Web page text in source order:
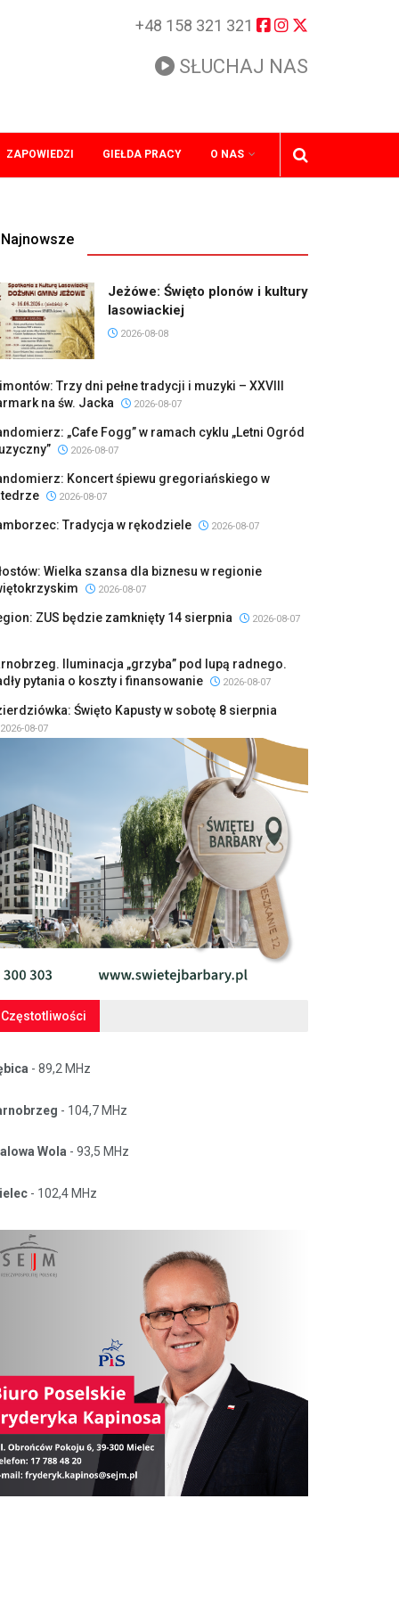
+48 158 321 321
SŁUCHAJ NAS
ZAPOWIEDZI GIEŁDA PRACY O NAS
Najnowsze
Jeżówe: Święto plonów i kultury
lasowiackiej
2026-08-08
Trzy dni pełne tradycji i muzyki – XXVIII
na św. Jacka
2026-08-07
„Cafe Fogg” w ramach cyklu „Letni Ogród
2026-08-07
Koncert śpiewu gregoriańskiego w
2026-08-07
Tradycja w rękodziele 2026-08-07
Wielka szansa dla biznesu w regionie
2026-08-07
ZUS będzie zamknięty 14 sierpnia 2026-08-07
Iluminacja „grzyba” pod lupą radnego.
pytania o koszty i finansowanie
2026-08-07
Święto Kapusty w sobotę 8 sierpnia
2026-08-07
Częstotliwości
- 89,2 MHz
- 104,7 MHz
Wola - 93,5 MHz
- 102,4 MHz